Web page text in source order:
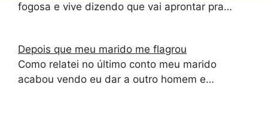
fogosa e vive dizendo que vai aprontar pra…
Depois que meu marido me flagrou
Como relatei no último conto meu marido
acabou vendo eu dar a outro homem e…